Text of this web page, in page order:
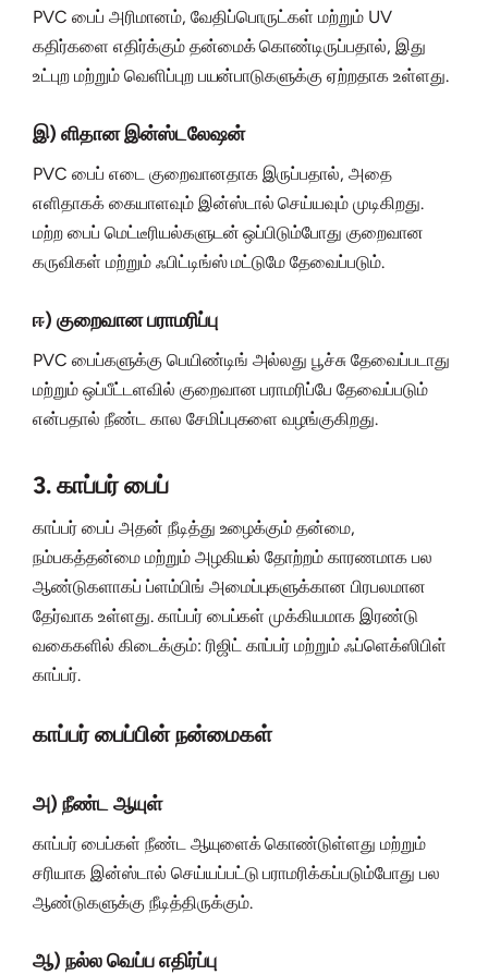
PVC பைப் அரிமானம், வேதிப்பொருட்கள் மற்றும் UV
கதிர்களை எதிர்க்கும் தன்மைக் கொண்டிருப்பதால், இது
உட்புற மற்றும் வெளிப்புற பயன்பாடுகளுக்கு ஏற்றதாக உள்ளது.
இ) ளிதான இன்ஸ்டலேஷன்
PVC பைப் எடை குறைவானதாக இருப்பதால், அதை
எளிதாகக் கையாளவும் இன்ஸ்டால் செய்யவும் முடிகிறது.
மற்ற பைப் மெட்டீரியல்களுடன் ஒப்பிடும்போது குறைவான
கருவிகள் மற்றும் ஃபிட்டிங்ஸ் மட்டுமே தேவைப்படும்.
ஈ) குறைவான பராமரிப்பு
PVC பைப்களுக்கு பெயிண்டிங் அல்லது பூச்சு தேவைப்படாது
மற்றும் ஒப்பீட்டளவில் குறைவான பராமரிப்பே தேவைப்படும்
என்பதால் நீண்ட கால சேமிப்புகளை வழங்குகிறது.
3. காப்பர் பைப்
காப்பர் பைப் அதன் நீடித்து உழைக்கும் தன்மை,
நம்பகத்தன்மை மற்றும் அழகியல் தோற்றம் காரணமாக பல
ஆண்டுகளாகப் ப்ளம்பிங் அமைப்புகளுக்கான பிரபலமான
தேர்வாக உள்ளது. காப்பர் பைப்கள் முக்கியமாக இரண்டு
வகைகளில் கிடைக்கும்: ரிஜிட் காப்பர் மற்றும் ஃப்ளெக்ஸிபிள்
காப்பர்.
காப்பர் பைப்பின் நன்மைகள்
அ) நீண்ட ஆயுள்
காப்பர் பைப்கள் நீண்ட ஆயுளைக் கொண்டுள்ளது மற்றும்
சரியாக இன்ஸ்டால் செய்யப்பட்டு பராமரிக்கப்படும்போது பல
ஆண்டுகளுக்கு நீடித்திருக்கும்.
ஆ) நல்ல வெப்ப எதிர்ப்பு